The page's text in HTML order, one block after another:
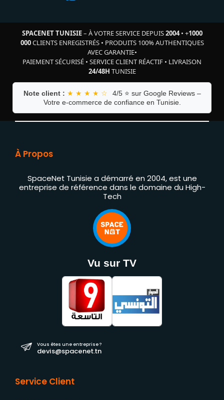
SPACENET TUNISIE– À VOTRE SERVICE DEPUIS2004• +1000
000CLIENTS ENREGISTRÉS• PRODUITS 100% AUTHENTIQUES
AVEC GARANTIE•
PAIEMENT SÉCURISÉ • SERVICE CLIENT RÉACTIF • LIVRAISON
24/48H TUNISIE
Note client : ★ ★ ★ ★ ☆
4/5 ⭐ sur Google Reviews –
Votre e-commerce de confiance en Tunisie.
À Propos
SpaceNet Tunisie a démarré en 2004, est une
entreprise de référence dans le domaine du High-
Tech
Vu sur TV
Vous êtes une entreprise ?
devis@spacenet.tn
Service Client